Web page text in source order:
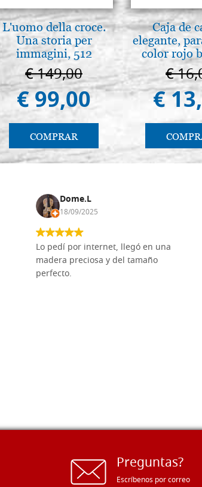
L'uomo della croce.
Una storia per
immagini, 512
páginas
€ 149,00
€ 99,00
COMPRAR
Caja de
elegante,
color rojo
€
€
Dome.L
18/09/2025
Lo pedí por internet, llegó en una
madera preciosa y del tamaño
perfecto.
Preguntas?
Escríbenos por correo